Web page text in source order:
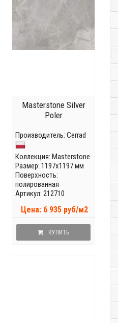
Masterstone Silver
Poler
Производитель: Cerrad
Коллекция: Masterstone
Размер: 1197x1197 мм
Поверхность:
полированная
Артикул: 212710
Цена: 6 935 руб/м2
КУПИТЬ